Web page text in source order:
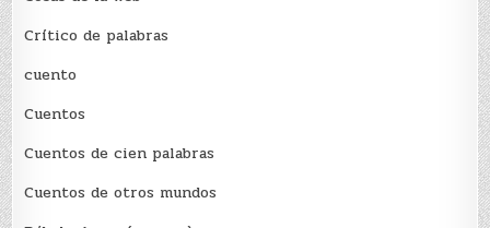
Crítico de palabras
cuento
Cuentos
Cuentos de cien palabras
Cuentos de otros mundos